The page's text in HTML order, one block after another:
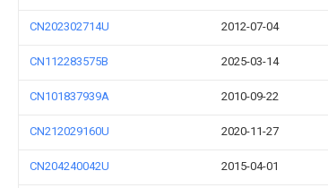
CN202302714U 2012-07-04
CN112283575B 2025-03-14
CN101837939A 2010-09-22
CN212029160U 2020-11-27
CN204240042U 2015-04-01